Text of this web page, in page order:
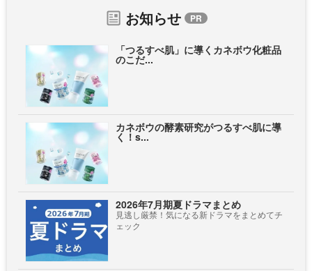
お知らせ
「つるすべ肌」に導くカネボウ化粧品
のこだ...
カネボウの酵素研究がつるすべ肌に導
く！s...
2026年7月期夏ドラマまとめ
見逃し厳禁！気になる新ドラマをまとめてチ
ェック